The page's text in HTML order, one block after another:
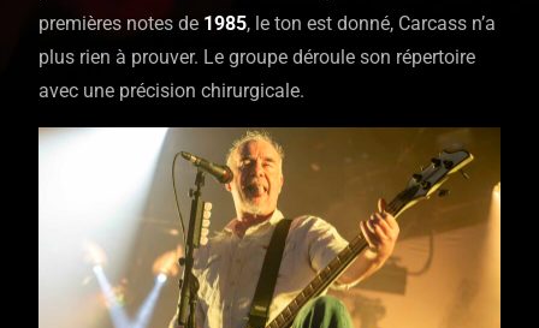
premières notes de 1985, le ton est donné, Carcass n’a
plus rien à prouver. Le groupe déroule son répertoire
avec une précision chirurgicale.